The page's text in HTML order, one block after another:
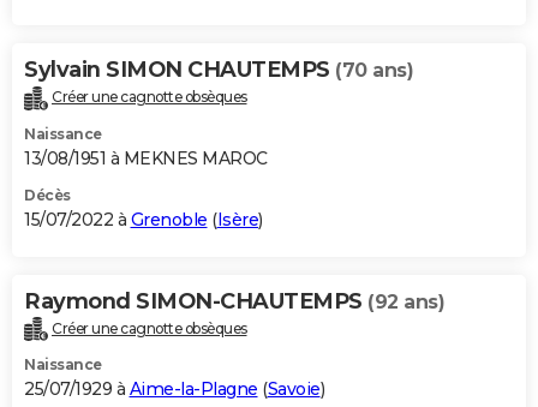
Sylvain SIMON CHAUTEMPS (70 ans)
Créer une cagnotte obsèques
Naissance
13/08/1951 à MEKNES MAROC
Décès
15/07/2022 à Grenoble (Isère)
Raymond SIMON-CHAUTEMPS (92 ans)
Créer une cagnotte obsèques
Naissance
25/07/1929 à Aime-la-Plagne (Savoie)